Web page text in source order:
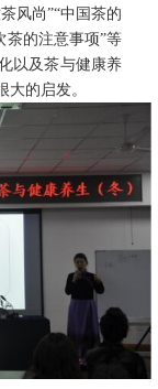
风尚”“中国茶的
茶的注意事项”等
以及茶与健康养
的启发。